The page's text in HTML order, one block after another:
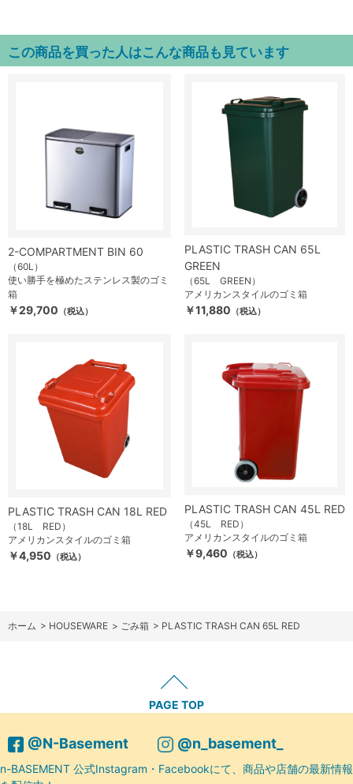
この商品を買った人はこんな商品も見ています
2-COMPARTMENT BIN 60
（60L）
使い勝手を極めたステンレス製のゴミ
箱
￥29,700 （税込）
PLASTIC TRASH CAN 65L
GREEN
（65L GREEN）
アメリカンスタイルのゴミ箱
￥11,880 （税込）
PLASTIC TRASH CAN 18L RED
（18L RED）
アメリカンスタイルのゴミ箱
￥4,950 （税込）
PLASTIC TRASH CAN 45L RED
（45L RED）
アメリカンスタイルのゴミ箱
￥9,460 （税込）
ホーム > HOUSEWARE > ごみ箱 > PLASTIC TRASH CAN 65L RED
PAGE TOP
@N-Basement @n_basement_
n-BASEMENT 公式Instagram・Facebookにて、商品や店舗の最新情報